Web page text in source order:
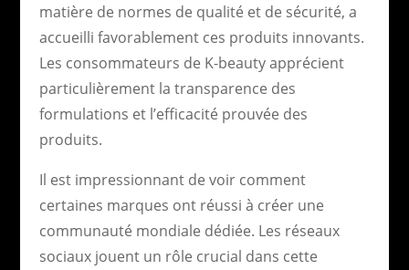
matière de normes de qualité et de sécurité, a
accueilli favorablement ces produits innovants.
Les consommateurs de K-beauty apprécient
particulièrement la transparence des
formulations et l’efficacité prouvée des
produits.
Il est impressionnant de voir comment
certaines marques ont réussi à créer une
communauté mondiale dédiée. Les réseaux
sociaux jouent un rôle crucial dans cette